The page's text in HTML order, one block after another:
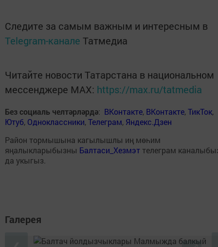
Следите за самым важным и интересным в
Telegram-канале Татмедиа
Читайте новости Татарстана в национальном
мессенджере MАХ: https://max.ru/tatmedia
Без социаль челтәрләрдә: ВКонтакте, ВКонтакте,ТикТок,
Ютуб, Одноклассники,Телеграм, Яндекс.Дзен
Район тормышына кагылышлы иң мөһим
яңалыкларыбызны Балтаси_Хезмэт телеграм
да укыгыз.
Галерея